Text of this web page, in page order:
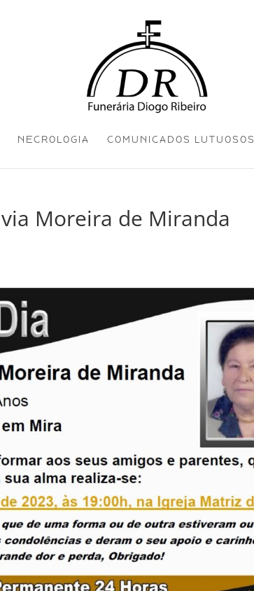
NECROLOGIA COMUNICADOS LUTUOSOS
Moreira de Miranda